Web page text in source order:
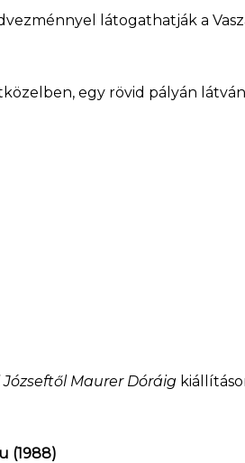
látogathatják a
egy rövid pályán
Maurer Dóráig
(1988)